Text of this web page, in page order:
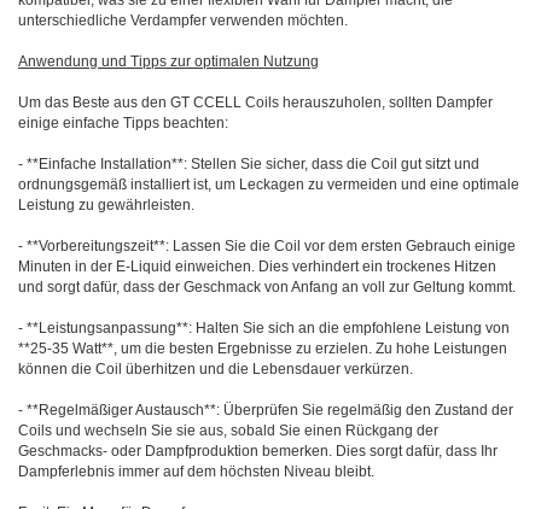
unterschiedliche Verdampfer verwenden möchten.
Anwendung und Tipps zur optimalen Nutzung
Um das Beste aus den GT CCELL Coils herauszuholen, sollten Dampfer
einige einfache Tipps beachten:
- **Einfache Installation**: Stellen Sie sicher, dass die Coil gut sitzt und
ordnungsgemäß installiert ist, um Leckagen zu vermeiden und eine optimale
Leistung zu gewährleisten.
- **Vorbereitungszeit**: Lassen Sie die Coil vor dem ersten Gebrauch einige
Minuten in der E-Liquid einweichen. Dies verhindert ein trockenes Hitzen
und sorgt dafür, dass der Geschmack von Anfang an voll zur Geltung kommt.
- **Leistungsanpassung**: Halten Sie sich an die empfohlene Leistung von
**25-35 Watt**, um die besten Ergebnisse zu erzielen. Zu hohe Leistungen
können die Coil überhitzen und die Lebensdauer verkürzen.
- **Regelmäßiger Austausch**: Überprüfen Sie regelmäßig den Zustand der
Coils und wechseln Sie sie aus, sobald Sie einen Rückgang der
Geschmacks- oder Dampfproduktion bemerken. Dies sorgt dafür, dass Ihr
Dampferlebnis immer auf dem höchsten Niveau bleibt.